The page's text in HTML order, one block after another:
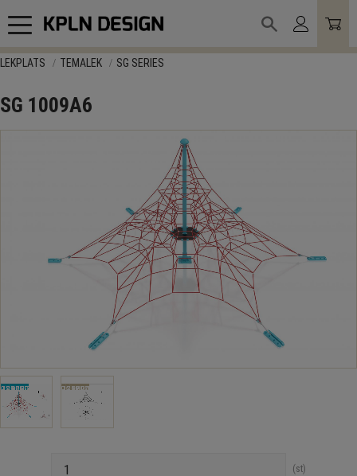
Meny
LEKPLATS TEMALEK SG SERIES
SG 1009A6
st